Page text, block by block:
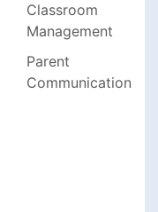
Classroom
Management
Parent
Communication